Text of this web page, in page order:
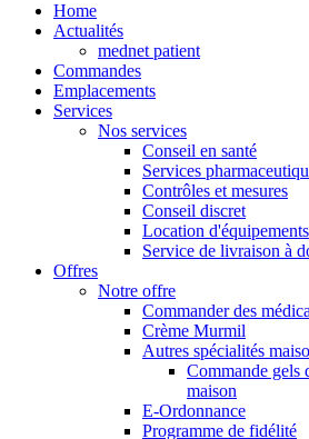
Home
Actualités
mednet patient
Commandes
Emplacements
Services
Nos services
Conseil en santé
Services
Contrôles et mesures
Conseil discret
Location d'équipements
Service de livraison à
Offres
Notre offre
Commander des
Crème Murmil
Autres spécialités
Commande gels
maison
E-Ordonnance
Programme de fidélité